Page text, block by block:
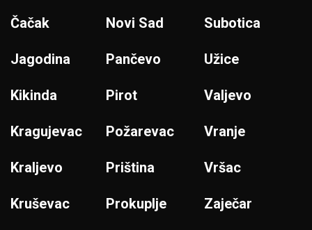
Čačak
Jagodina
Kikinda
Kragujevac
Kraljevo
Kruševac
Novi Sad
Pančevo
Pirot
Požarevac
Priština
Prokuplje
Subotica
Užice
Valjevo
Vranje
Vršac
Zaječar